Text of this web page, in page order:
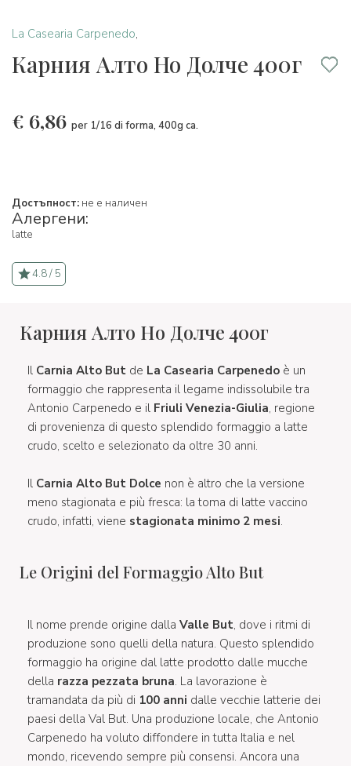
La Casearia Carpenedo,
Карния Алто Но Долче 400г
€ 6,86 per 1/16 di forma, 400g ca.
Достъпност: не е наличен
Алергени:
latte
4.8 / 5
Карния Алто Но Долче 400г
Il Carnia Alto But de La Casearia Carpenedo è un
formaggio che rappresenta il legame indissolubile tra
Antonio Carpenedo e il Friuli Venezia-Giulia, regione
di provenienza di questo splendido formaggio a latte
crudo, scelto e selezionato da oltre 30 anni.
Il Carnia Alto But Dolce non è altro che la versione
meno stagionata e più fresca: la toma di latte vaccino
crudo, infatti, viene stagionata minimo 2 mesi.
Le Origini del Formaggio Alto But
Il nome prende origine dalla Valle But, dove i ritmi di
produzione sono quelli della natura. Questo splendido
formaggio ha origine dal latte prodotto dalle mucche
della razza pezzata bruna. La lavorazione è
tramandata da più di 100 anni dalle vecchie latterie dei
paesi della Val But. Una produzione locale, che Antonio
Carpenedo ha voluto diffondere in tutta Italia e nel
mondo, ricevendo sempre più consensi. Ancora una